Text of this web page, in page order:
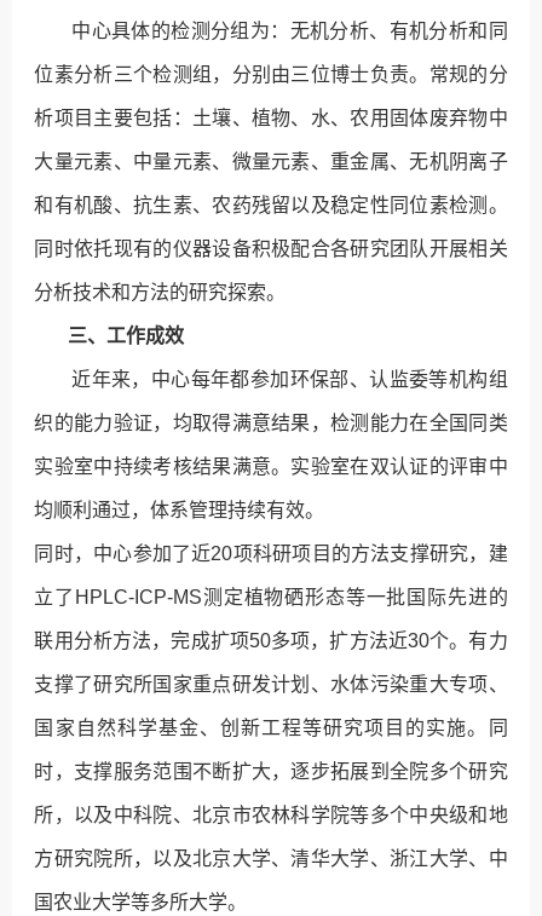
中心具体的检测分组为：无机分析、有机分析和同
位素分析三个检测组，分别由三位博士负责。常规的分
析项目主要包括：土壤、植物、水、农用固体废弃物中
大量元素、中量元素、微量元素、重金属、无机阴离子
和有机酸、抗生素、农药残留以及稳定性同位素检测。
同时依托现有的仪器设备积极配合各研究团队开展相关
分析技术和方法的研究探索。
三、工作成效
近年来，中心每年都参加环保部、认监委等机构组
织的能力验证，均取得满意结果，检测能力在全国同类
实验室中持续考核结果满意。实验室在双认证的评审中
均顺利通过，体系管理持续有效。
同时，中心参加了近20项科研项目的方法支撑研究，建
立了HPLC-ICP-MS测定植物硒形态等一批国际先进的
联用分析方法，完成扩项50多项，扩方法近30个。有力
支撑了研究所国家重点研发计划、水体污染重大专项、
国家自然科学基金、创新工程等研究项目的实施。同
时，支撑服务范围不断扩大，逐步拓展到全院多个研究
所，以及中科院、北京市农林科学院等多个中央级和地
方研究院所，以及北京大学、清华大学、浙江大学、中
国农业大学等多所大学。